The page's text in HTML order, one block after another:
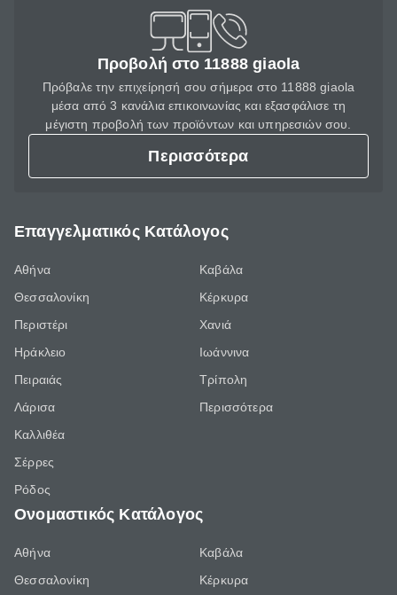
Προβολή στο 11888 giaola
Πρόβαλε την επιχείρησή σου σήμερα στο 11888 giaola
μέσα από 3 κανάλια επικοινωνίας και εξασφάλισε τη
μέγιστη προβολή των προϊόντων και υπηρεσιών σου.
Περισσότερα
Επαγγελματικός Κατάλογος
Αθήνα
Θεσσαλονίκη
Περιστέρι
Ηράκλειο
Πειραιάς
Λάρισα
Καλλιθέα
Σέρρες
Ρόδος
Καβάλα
Κέρκυρα
Χανιά
Ιωάννινα
Τρίπολη
Περισσότερα
Ονομαστικός Κατάλογος
Αθήνα
Θεσσαλονίκη
Καβάλα
Κέρκυρα